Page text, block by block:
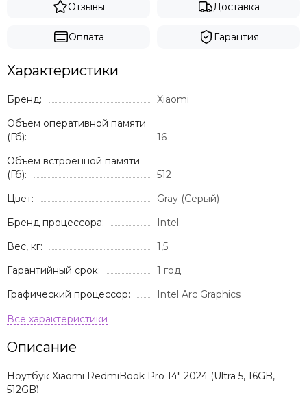
Отзывы Доставка
Оплата Гарантия
Характеристики
Бренд:
Xiaomi
Объем оперативной памяти
(Гб):
16
Объем встроенной памяти
(Гб):
512
Цвет:
Gray (Серый)
Бренд процессора:
Intel
Вес, кг:
1,5
Гарантийный срок:
1 год
Графический процессор:
Intel Arc Graphics
Описание
Ноутбук Xiaomi RedmiBook Pro 14" 2024 (Ultra 5, 16GB,
512GB)